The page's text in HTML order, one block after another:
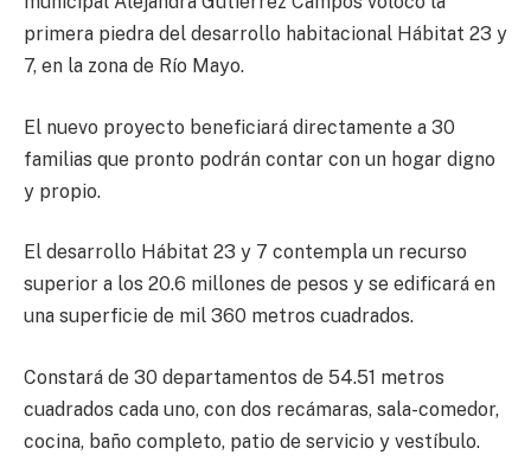
primera piedra del desarrollo habitacional Hábitat 23 y
7, en la zona de Río Mayo.
El nuevo proyecto beneficiará directamente a 30
familias que pronto podrán contar con un hogar digno
y propio.
El desarrollo Hábitat 23 y 7 contempla un recurso
superior a los 20.6 millones de pesos y se edificará en
una superficie de mil 360 metros cuadrados.
Constará de 30 departamentos de 54.51 metros
cuadrados cada uno, con dos recámaras, sala-comedor,
cocina, baño completo, patio de servicio y vestíbulo.